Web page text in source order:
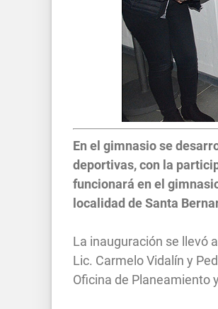
En el gimnasio se
deportivas, con la
funcionará en el
localidad de Santa
La inauguración se llevó
Lic. Carmelo Vidalín y
Oficina de Planeamiento